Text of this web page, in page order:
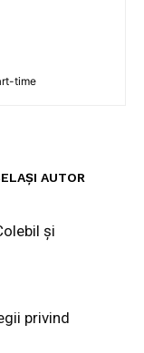
time
AUTOR
și
privind